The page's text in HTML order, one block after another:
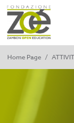
Home Page /